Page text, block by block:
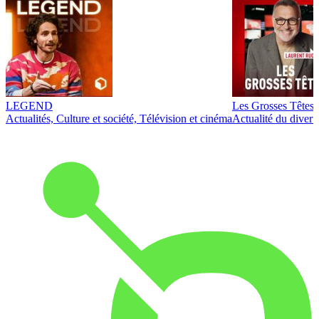
LEGEND
Actualités, Culture et société, Télévision et cinéma
Les Grosses Têtes
Actualité du